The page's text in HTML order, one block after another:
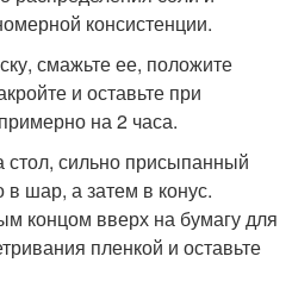
консистенции.
смажьте ее, положите
и оставьте при
на 2 часа.
стол, сильно присыпанный
шар, а затем в конус.
концом вверх на бумагу для
пленкой и оставьте